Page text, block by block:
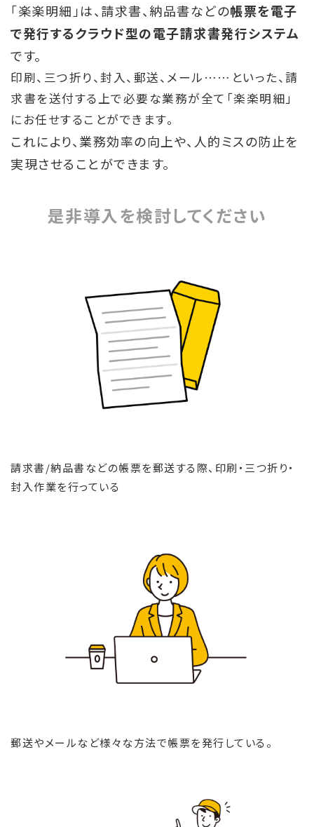
「楽楽明細」は、請求書、納品書などの帳票を電子
で発行するクラウド型の電子請求書発行システム
です。
印刷、三つ折り、封入、郵送、メール……といった、請
求書を送付する上で必要な業務が全て「楽楽明細」
にお任せすることができます。
これにより、業務効率の向上や、人的ミスの防止を
実現させることができます。
是非導入を検討してください
請求書/納品書などの帳票を郵送する際、印刷・三つ折り・
封入作業を行っている
郵送やメールなど様々な方法で帳票を発行している。